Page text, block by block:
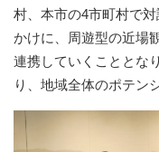
村、本市の4市町村で
かけに、周遊型の近場
連携していくこととな
り、地域全体のポテン